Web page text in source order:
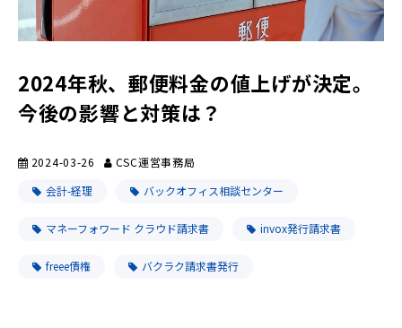
2024年秋、郵便料金の値上げが決定。
今後の影響と対策は？
2024-03-26
CSC運営事務局
会計-経理
バックオフィス相談センター
マネーフォワード クラウド請求書 invox発行請求書
freee債権 バクラク請求書発行